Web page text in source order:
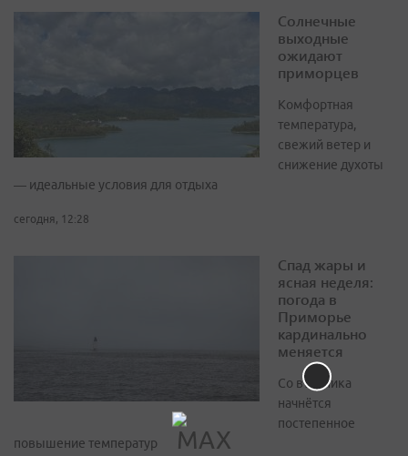
Солнечные
выходные
ожидают
приморцев
Комфортная
температура,
свежий ветер и
снижение духоты
— идеальные условия для отдыха
сегодня, 12:28
Спад жары и
ясная неделя:
погода в
Приморье
кардинально
меняется
Со вторника
начнётся
постепенное
повышение температур